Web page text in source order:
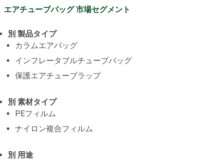
エアチューブバッグ 市場セグメント
別 製品タイプ
カラムエアバッグ
インフレータブルチューブバッグ
保護エアチューブラップ
別 素材タイプ
PEフィルム
ナイロン複合フィルム
別 用途